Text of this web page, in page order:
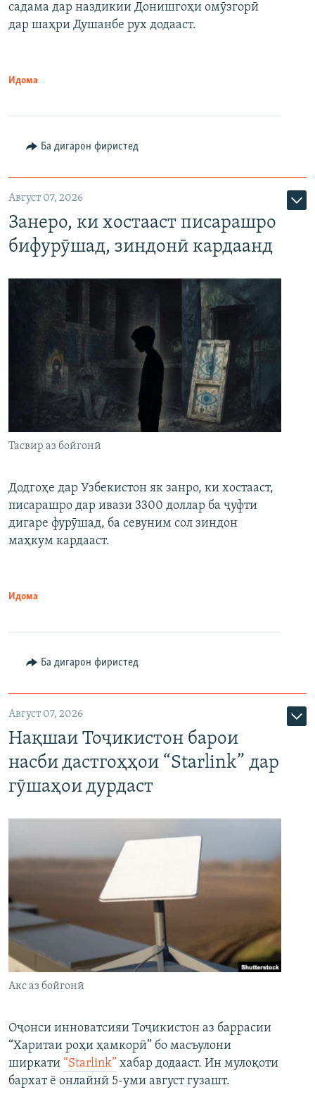
садама дар наздикии Донишгоҳи омӯзгорӣ
дар шаҳри Душанбе рух додааст.
Идома
Ба дигарон фиристед
Август 07, 2026
Занеро, ки хостааст писарашро
бифурӯшад, зиндонӣ кардаанд
Тасвир аз бойгонӣ
Додгоҳе дар Узбекистон як занро, ки хостааст,
писарашро дар ивази 3300 доллар ба ҷуфти
дигаре фурӯшад, ба севуним сол зиндон
маҳкум кардааст.
Идома
Ба дигарон фиристед
Август 07, 2026
Нақшаи Тоҷикистон барои
насби дастгоҳҳои “Starlink” дар
гӯшаҳои дурдаст
Акс аз бойгонӣ
Оҷонси инноватсияи Тоҷикистон аз баррасии
“Харитаи роҳи ҳамкорӣ” бо масъулони
ширкати “Starlink” хабар додааст. Ин мулоқоти
бархат ё онлайнӣ 5-уми август гузашт.